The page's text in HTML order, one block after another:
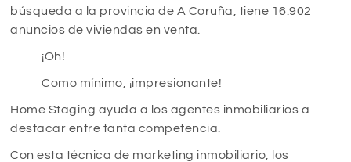
búsqueda a la provincia de A Coruña, tiene 16.902
anuncios de viviendas en venta.
¡Oh!
Como mínimo, ¡impresionante!
Home Staging ayuda a los agentes inmobiliarios a
destacar entre tanta competencia.
Con esta técnica de marketing inmobiliario, los